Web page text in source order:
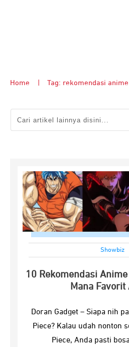
Home Tag: rekomendasi anime
Showbiz
10 Rekomendasi
Mana Favorit
Doran Gadget – Siapa nih
Piece? Kalau udah nonton
Piece, Anda pasti